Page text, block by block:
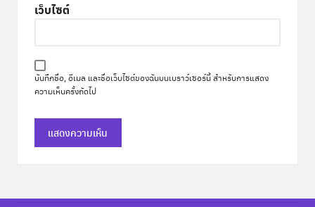
เว็บไซต์
บันทึกชื่อ, อีเมล และชื่อเว็บไซต์ของฉันบนเบราว์เซอร์นี้ สำหรับการแสดง
ความเห็นครั้งถัดไป